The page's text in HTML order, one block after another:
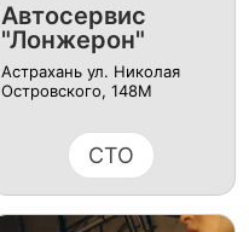
Автосервис
"Лонжерон"
Астрахань ул. Николая
Островского, 148М
СТО